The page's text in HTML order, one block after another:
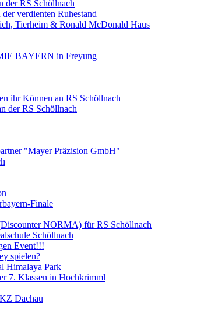
der RS Schöllnach
verdienten Ruhestand
Tierheim & Ronald McDonald Haus
BAYERN in Freyung
ihr Können an RS Schöllnach
der RS Schöllnach
"Mayer Präzision GmbH"
Finale
NORMA) für RS Schöllnach
Schöllnach
Event!!!
spielen?
Himalaya Park
7. Klassen in Hochkrimml
Dachau